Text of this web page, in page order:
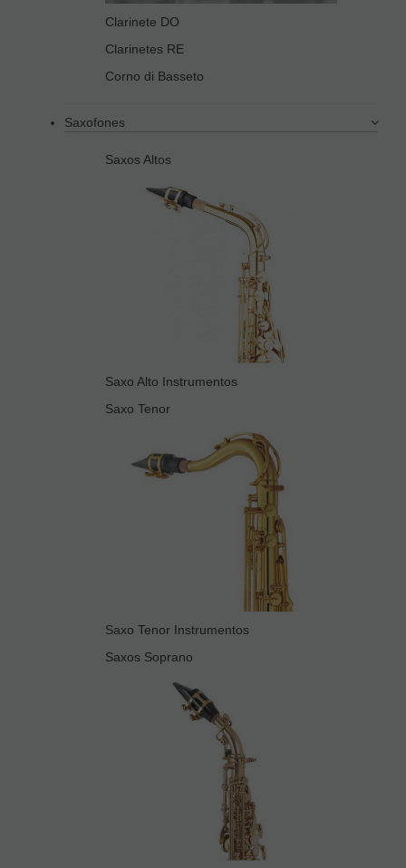
Clarinete DO
Clarinetes RE
Corno di Basseto
Saxofones
Saxos Altos
Saxo Alto Instrumentos
Saxo Tenor
Saxo Tenor Instrumentos
Saxos Soprano